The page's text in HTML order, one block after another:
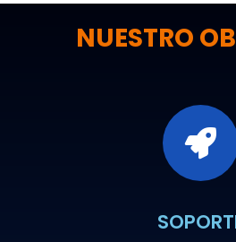
NUESTRO